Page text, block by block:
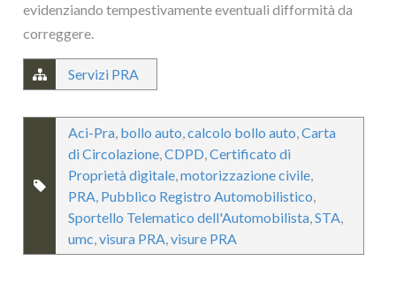
evidenziando tempestivamente eventuali difformità da
correggere.
Servizi PRA
Aci-Pra, bollo auto,calcolo bollo auto,Carta
di Circolazione,CDPD,Certificato di
Proprietà digitale,motorizzazione civile,
PRA, Pubblico Registro Automobilistico,
Sportello Telematico dell'Automobilista,STA,
umc,visura PRA,visure PRA